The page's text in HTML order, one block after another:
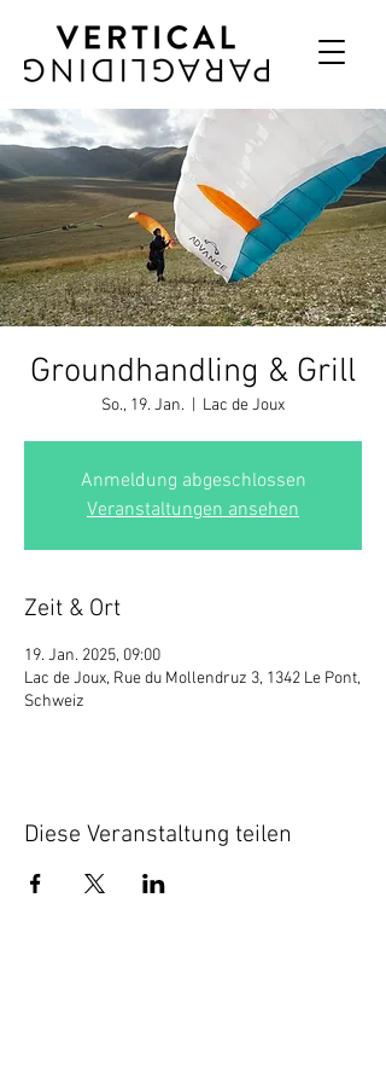
Groundhandling & Grill
So., 19. Jan. Lac de Joux
Anmeldung abgeschlossen
Veranstaltungen ansehen
Zeit & Ort
19. Jan. 2025, 09:00
Lac de Joux, Rue du Mollendruz 3, 1342 Le Pont,
Schweiz
Diese Veranstaltung teilen